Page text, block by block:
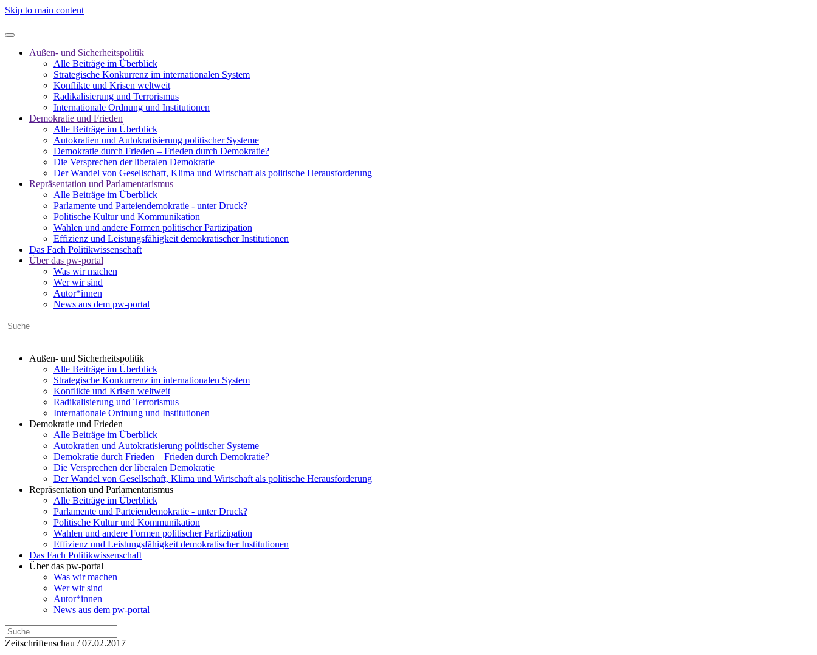
Skip to main content
Außen- und Sicherheitspolitik
Alle Beiträge im Überblick
Strategische Konkurrenz im internationalen System
Konflikte und Krisen weltweit
Radikalisierung und Terrorismus
Internationale Ordnung und Institutionen
Demokratie und Frieden
Alle Beiträge im Überblick
Autokratien und Autokratisierung politischer Systeme
Demokratie durch Frieden – Frieden durch Demokratie?
Die Versprechen der liberalen Demokratie
Der Wandel von Gesellschaft, Klima und Wirtschaft als politische Herausforderung
Repräsentation und Parlamentarismus
Alle Beiträge im Überblick
Parlamente und Parteiendemokratie - unter Druck?
Politische Kultur und Kommunikation
Wahlen und andere Formen politischer Partizipation
Effizienz und Leistungsfähigkeit demokratischer Institutionen
Das Fach Politikwissenschaft
Über das pw-portal
Was wir machen
Wer wir sind
Autor*innen
News aus dem pw-portal
Außen- und Sicherheitspolitik
Alle Beiträge im Überblick
Strategische Konkurrenz im internationalen System
Konflikte und Krisen weltweit
Radikalisierung und Terrorismus
Internationale Ordnung und Institutionen
Demokratie und Frieden
Alle Beiträge im Überblick
Autokratien und Autokratisierung politischer Systeme
Demokratie durch Frieden – Frieden durch Demokratie?
Die Versprechen der liberalen Demokratie
Der Wandel von Gesellschaft, Klima und Wirtschaft als politische Herausforderung
Repräsentation und Parlamentarismus
Alle Beiträge im Überblick
Parlamente und Parteiendemokratie - unter Druck?
Politische Kultur und Kommunikation
Wahlen und andere Formen politischer Partizipation
Effizienz und Leistungsfähigkeit demokratischer Institutionen
Das Fach Politikwissenschaft
Über das pw-portal
Was wir machen
Wer wir sind
Autor*innen
News aus dem pw-portal
Zeitschriftenschau / 07.02.2017